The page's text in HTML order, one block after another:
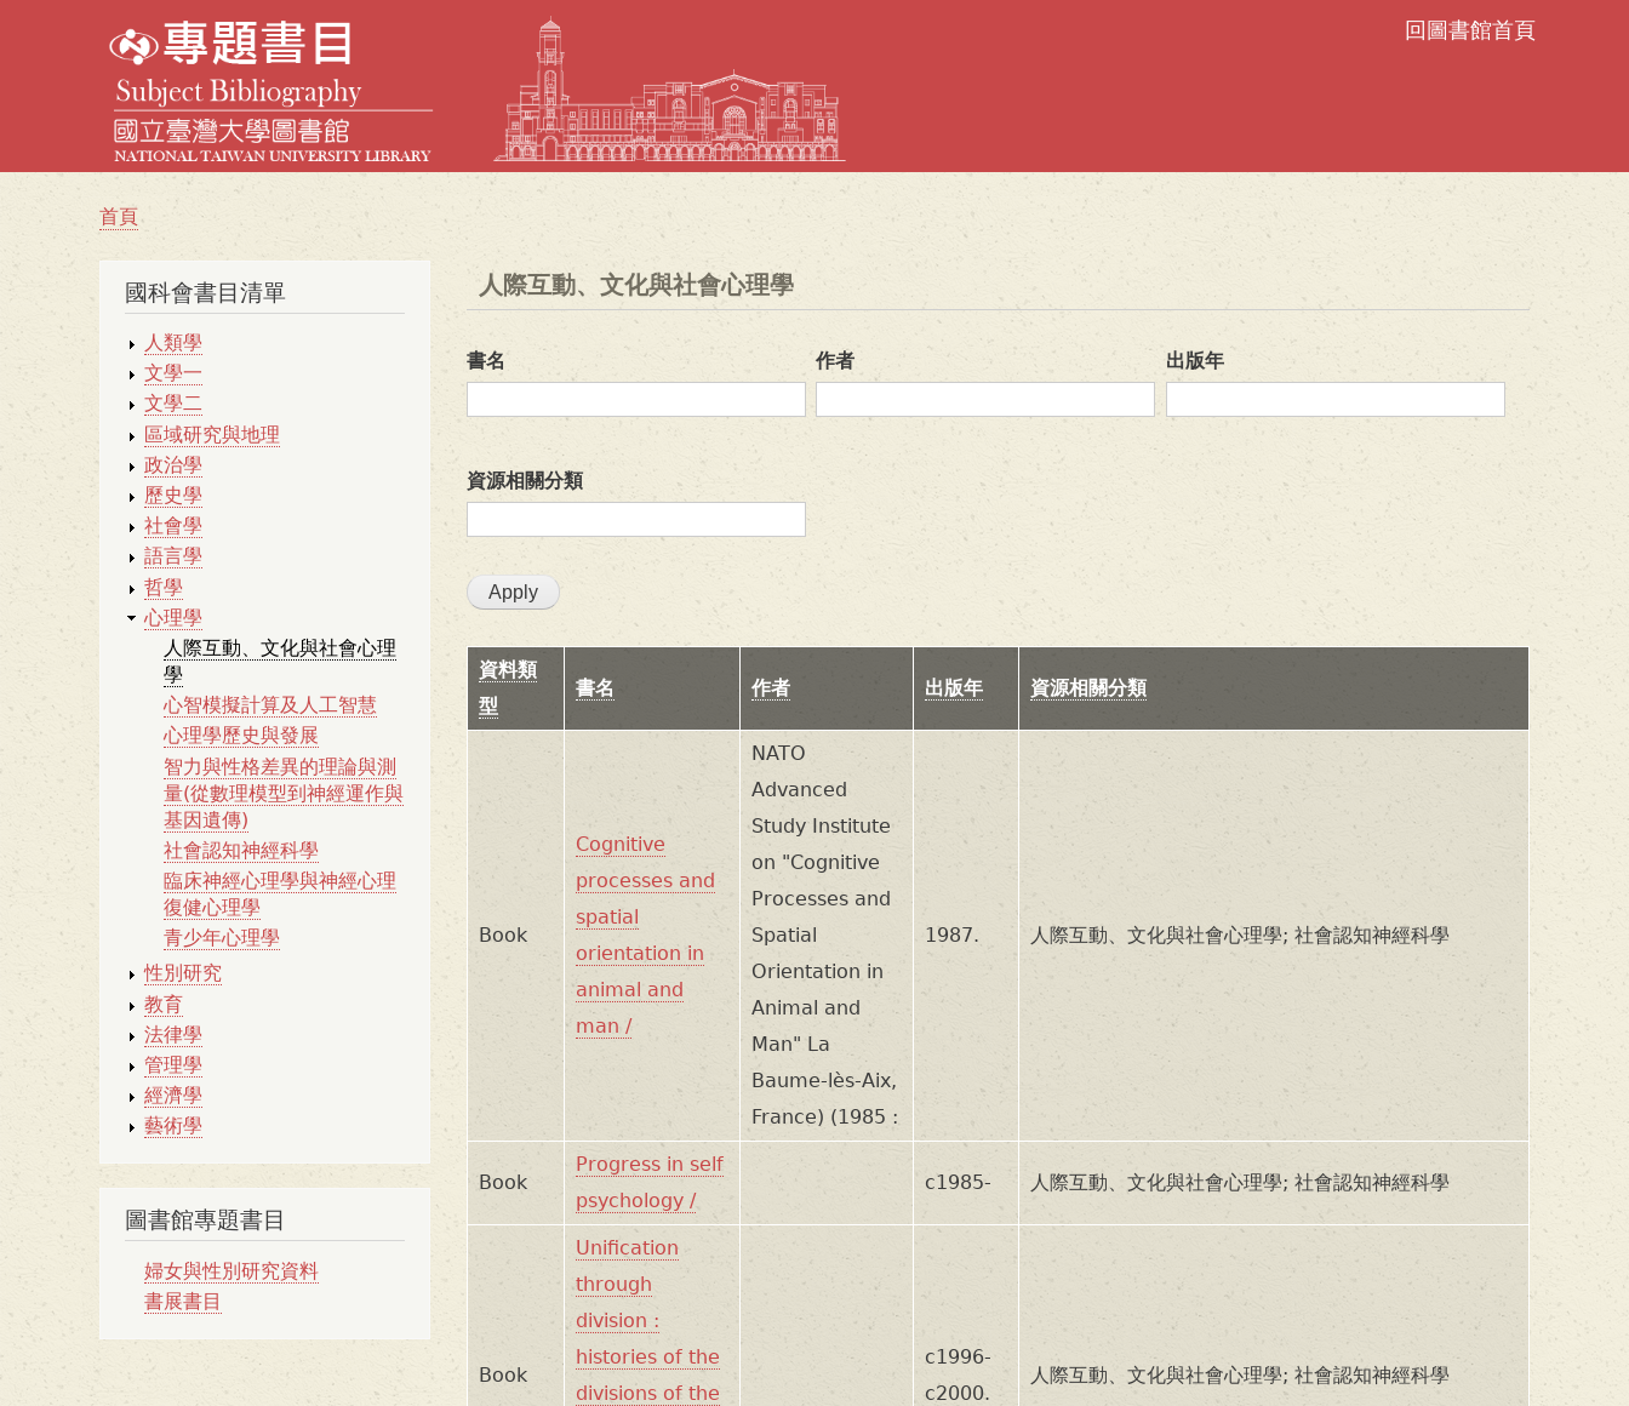
主
內
容
回圖書館首頁
導
首頁
人際互動、文化與社會心理學
書名 作者 出版年
資源相關分類
資料類
型
書名 作者 出版年 資源相關分類
Book
Cognitive
processes and
spatial
orientation in
animal and
man /
NATO
Advanced
Study Institute
on "Cognitive
Processes and
Spatial
Orientation in
Animal and
Man" La
Baume-lès-Aix,
France) (1985 :
1987. 人際互動、文化與社會心理學; 社會認知神經科學
Book
Progress in self
psychology /
c1985- 人際互動、文化與社會心理學; 社會認知神經科學
Book
Unification
through
division :
histories of the
divisions of the
c1996-
c2000.
人際互動、文化與社會心理學; 社會認知神經科學
國科會書目清單
人類學
文學一
文學二
區域研究與地理
政治學
歷史學
社會學
語言學
哲學
心理學
人際互動、文化與社會心理
學
心智模擬計算及人工智慧
心理學歷史與發展
智力與性格差異的理論與測
量(從數理模型到神經運作與
基因遺傳)
社會認知神經科學
臨床神經心理學與神經心理
復健心理學
青少年心理學
性別研究
教育
法律學
管理學
經濟學
藝術學
圖書館專題書目
婦女與性別研究資料
書展書目